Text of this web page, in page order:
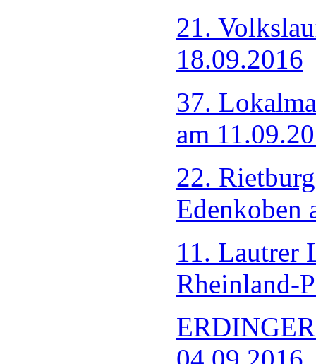
21.
18.09.2016
37.
am
22.
Edenkoben
11. Lautrer
Rheinland-